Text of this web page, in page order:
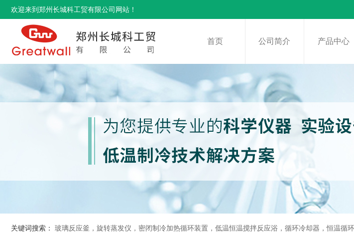
欢迎来到郑州长城科工贸有限公司网站！
首页 公司简介 产品中心
关键词搜索： 玻璃反应釜，旋转蒸发仪，密闭制冷加热循环装置，低温恒温搅拌反应浴，循环冷却器，恒温循环器，低温冷却液循环泵，循环水式多用真空泵